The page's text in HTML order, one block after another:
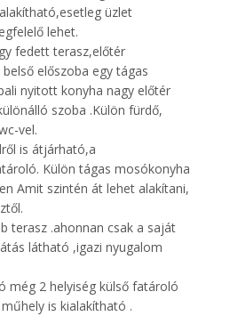
üzlet
lehet.
fedett terasz,előtér
előszoba egy tágas
nyitott konyha nagy előtér
szoba .Külön fürdő,
vel.
is átjárható,a
Külön tágas mosókonyha
Amit szintén át lehet alakítani,
terasz .ahonnan csak a saját
látható ,igazi nyugalom
még 2 helyiség külső fatároló
is kialakítható .